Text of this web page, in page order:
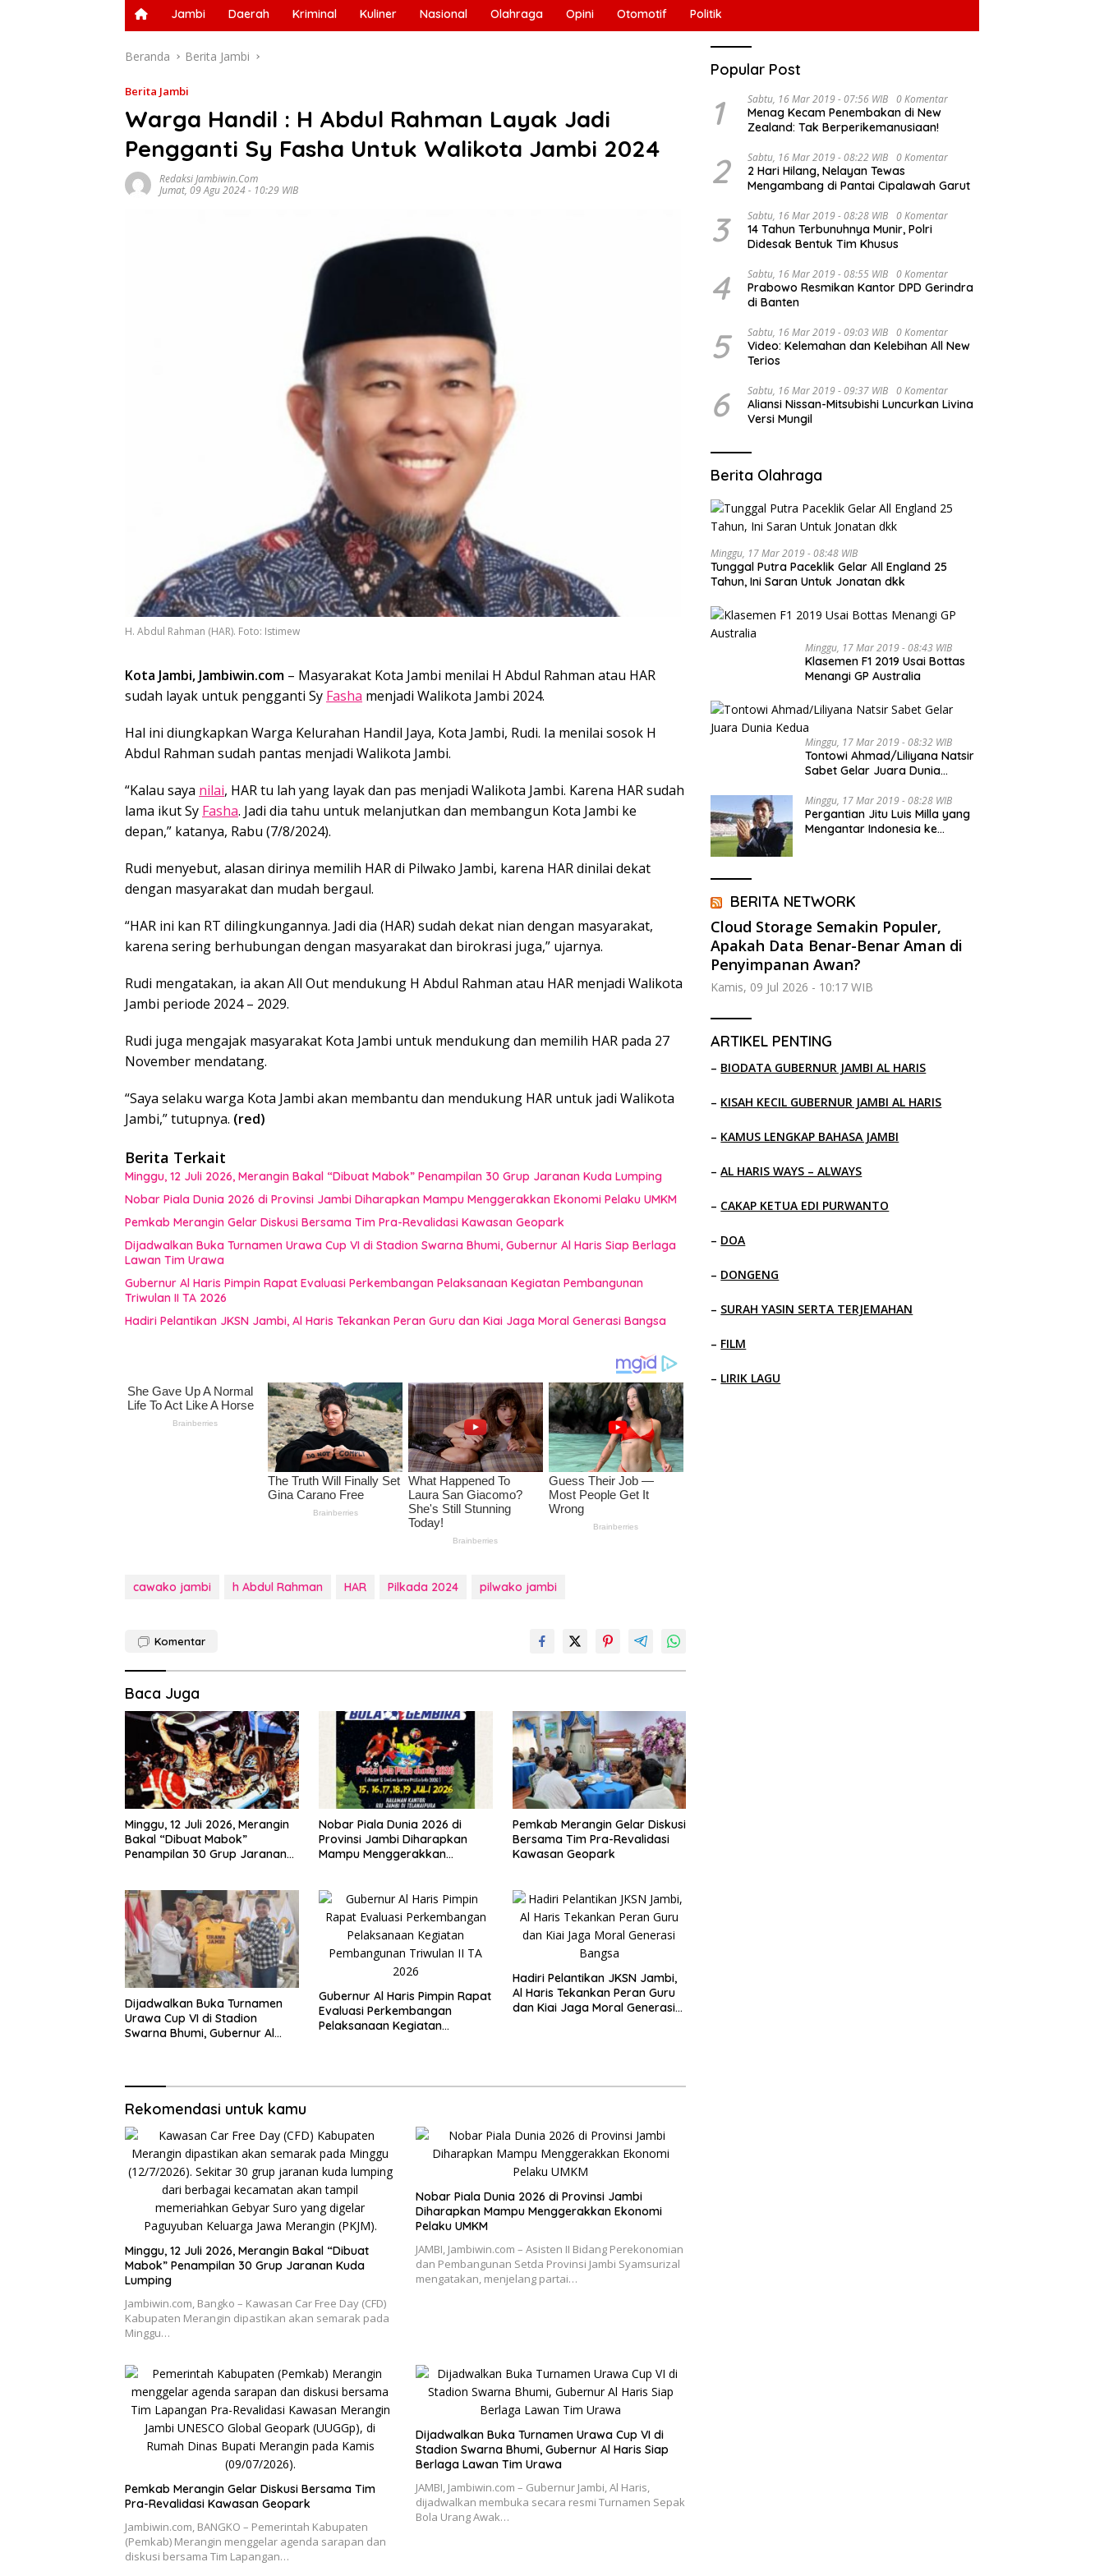
Jambi Daerah Kriminal Kuliner Nasional Olahraga Opini Otomotif Politik
Beranda Berita Jambi
Berita Jambi
Warga Handil : H Abdul Rahman Layak Jadi
Pengganti Sy Fasha Untuk Walikota Jambi 2024
Redaksi Jambiwin.com
Jumat, 09 Agu 2024 - 10:29 WIB
H. Abdul Rahman (HAR). Foto: Istimew
Kota Jambi, Jambiwin.com – Masyarakat Kota Jambi menilai H Abdul Rahman atau HAR
sudah layak untuk pengganti Sy Fasha menjadi Walikota Jambi 2024.
Hal ini diungkapkan Warga Kelurahan Handil Jaya, Kota Jambi, Rudi. Ia menilai sosok H
Abdul Rahman sudah pantas menjadi Walikota Jambi.
“Kalau saya nilai, HAR tu lah yang layak dan pas menjadi Walikota Jambi. Karena HAR sudah
lama ikut Sy Fasha. Jadi dia tahu untuk melanjutkan dan membangun Kota Jambi ke
depan,” katanya, Rabu (7/8/2024).
Rudi menyebut, alasan dirinya memilih HAR di Pilwako Jambi, karena HAR dinilai dekat
dengan masyarakat dan mudah bergaul.
“HAR ini kan RT dilingkungannya. Jadi dia (HAR) sudah dekat nian dengan masyarakat,
karena sering berhubungan dengan masyarakat dan birokrasi juga,” ujarnya.
Rudi mengatakan, ia akan All Out mendukung H Abdul Rahman atau HAR menjadi Walikota
Jambi periode 2024 – 2029.
Rudi juga mengajak masyarakat Kota Jambi untuk mendukung dan memilih HAR pada 27
November mendatang.
“Saya selaku warga Kota Jambi akan membantu dan mendukung HAR untuk jadi Walikota
Jambi,” tutupnya. (red)
Berita Terkait
Minggu, 12 Juli 2026, Merangin Bakal “Dibuat Mabok” Penampilan 30 Grup Jaranan Kuda Lumping
Nobar Piala Dunia 2026 di Provinsi Jambi Diharapkan Mampu Menggerakkan Ekonomi Pelaku UMKM
Pemkab Merangin Gelar Diskusi Bersama Tim Pra-Revalidasi Kawasan Geopark
Dijadwalkan Buka Turnamen Urawa Cup VI di Stadion Swarna Bhumi, Gubernur Al Haris Siap Berlaga
Lawan Tim Urawa
Gubernur Al Haris Pimpin Rapat Evaluasi Perkembangan Pelaksanaan Kegiatan Pembangunan
Triwulan II TA 2026
Hadiri Pelantikan JKSN Jambi, Al Haris Tekankan Peran Guru dan Kiai Jaga Moral Generasi Bangsa
cawako jambi h Abdul Rahman HAR Pilkada 2024 pilwako jambi
Komentar
Baca Juga
Minggu, 12 Juli 2026, Merangin
Bakal “Dibuat Mabok”
Penampilan 30 Grup Jaranan
Nobar Piala Dunia 2026 di
Provinsi Jambi Diharapkan
Mampu Menggerakkan
Pemkab Merangin Gelar Diskusi
Bersama Tim Pra-Revalidasi
Kawasan Geopark
Dijadwalkan Buka Turnamen
Urawa Cup VI di Stadion
Swarna Bhumi, Gubernur Al
Gubernur Al Haris Pimpin Rapat
Evaluasi Perkembangan
Pelaksanaan Kegiatan
Hadiri Pelantikan JKSN Jambi,
Al Haris Tekankan Peran Guru
dan Kiai Jaga Moral Generasi
Rekomendasi untuk kamu
Minggu, 12 Juli 2026, Merangin Bakal “Dibuat
Mabok” Penampilan 30 Grup Jaranan Kuda
Lumping
Jambiwin.com, Bangko – Kawasan Car Free Day (CFD)
Kabupaten Merangin dipastikan akan semarak pada
Minggu…
Nobar Piala Dunia 2026 di Provinsi Jambi
Diharapkan Mampu Menggerakkan Ekonomi
Pelaku UMKM
JAMBI, Jambiwin.com – Asisten II Bidang Perekonomian
dan Pembangunan Setda Provinsi Jambi Syamsurizal
mengatakan, menjelang partai…
Pemkab Merangin Gelar Diskusi Bersama Tim
Pra-Revalidasi Kawasan Geopark
Jambiwin.com, BANGKO – Pemerintah Kabupaten
(Pemkab) Merangin menggelar agenda sarapan dan
diskusi bersama Tim Lapangan…
Dijadwalkan Buka Turnamen Urawa Cup VI di
Stadion Swarna Bhumi, Gubernur Al Haris Siap
Berlaga Lawan Tim Urawa
JAMBI, Jambiwin.com – Gubernur Jambi, Al Haris,
dijadwalkan membuka secara resmi Turnamen Sepak
Bola Urang Awak…
Popular Post
1 Sabtu, 16 Mar 2019 - 07:56 WIB 0 Komentar
Menag Kecam Penembakan di New
Zealand: Tak Berperikemanusiaan!
2 Sabtu, 16 Mar 2019 - 08:22 WIB 0 Komentar
2 Hari Hilang, Nelayan Tewas
Mengambang di Pantai Cipalawah Garut
3 Sabtu, 16 Mar 2019 - 08:28 WIB 0 Komentar
14 Tahun Terbunuhnya Munir, Polri
Didesak Bentuk Tim Khusus
4 Sabtu, 16 Mar 2019 - 08:55 WIB 0 Komentar
Prabowo Resmikan Kantor DPD Gerindra
di Banten
5 Sabtu, 16 Mar 2019 - 09:03 WIB 0 Komentar
Video: Kelemahan dan Kelebihan All New
Terios
6 Sabtu, 16 Mar 2019 - 09:37 WIB 0 Komentar
Aliansi Nissan-Mitsubishi Luncurkan Livina
Versi Mungil
Berita Olahraga
Minggu, 17 Mar 2019 - 08:48 WIB
Tunggal Putra Paceklik Gelar All England 25
Tahun, Ini Saran Untuk Jonatan dkk
Minggu, 17 Mar 2019 - 08:43 WIB
Klasemen F1 2019 Usai Bottas
Menangi GP Australia
Minggu, 17 Mar 2019 - 08:32 WIB
Tontowi Ahmad/Liliyana Natsir
Sabet Gelar Juara Dunia
Minggu, 17 Mar 2019 - 08:28 WIB
Pergantian Jitu Luis Milla yang
Mengantar Indonesia ke
BERITA NETWORK
Cloud Storage Semakin Populer,
Apakah Data Benar-Benar Aman di
Penyimpanan Awan?
Kamis, 09 Jul 2026 - 10:17 WIB
ARTIKEL PENTING
– BIODATA GUBERNUR JAMBI AL HARIS
– KISAH KECIL GUBERNUR JAMBI AL HARIS
– KAMUS LENGKAP BAHASA JAMBI
–AL HARIS WAYS – ALWAYS
– CAKAP KETUA EDI PURWANTO
– DOA
– DONGENG
– SURAH YASIN SERTA TERJEMAHAN
– FILM
– LIRIK LAGU